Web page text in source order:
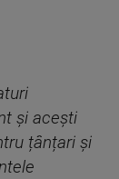
și acești
țânțari și